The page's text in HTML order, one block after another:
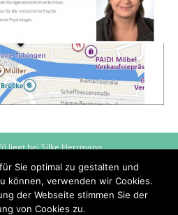
liegt bei Silke Herrmann
Sie optimal zu gestalten und
können, verwenden wir Cookies.
der Webseite stimmen Sie der
von Cookies zu.